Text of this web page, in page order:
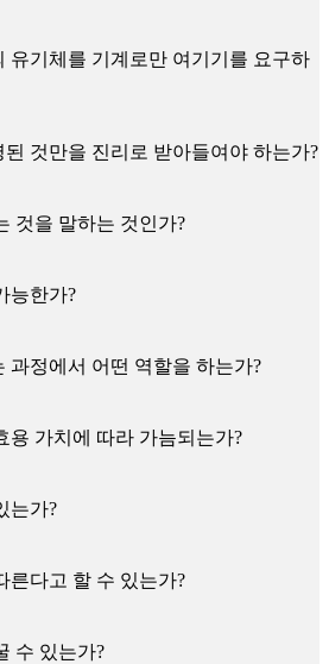
유기체를 기계로만 여기기를 요구하
것만을 진리로 받아들여야 하는가?
것을 말하는 것인가?
능한가?
과정에서 어떤 역할을 하는가?
용 가치에 따라 가늠되는가?
는가?
른다고 할 수 있는가?
수 있는가?